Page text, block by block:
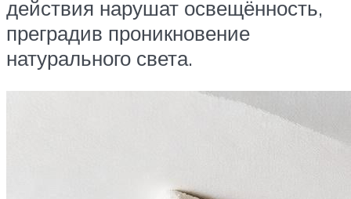
действия нарушат освещённость,
преградив проникновение
натурального света.